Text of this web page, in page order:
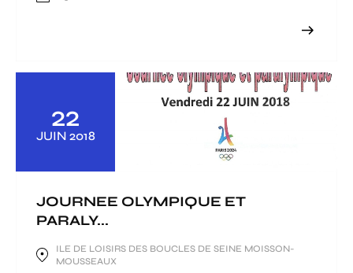
22
JUIN 2018
JOURNEE OLYMPIQUE ET
PARALY...
ILE DE LOISIRS DES BOUCLES DE SEINE MOISSON-
MOUSSEAUX